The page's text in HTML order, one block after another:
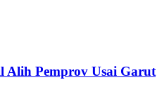
Alih Pemprov Usai Garut